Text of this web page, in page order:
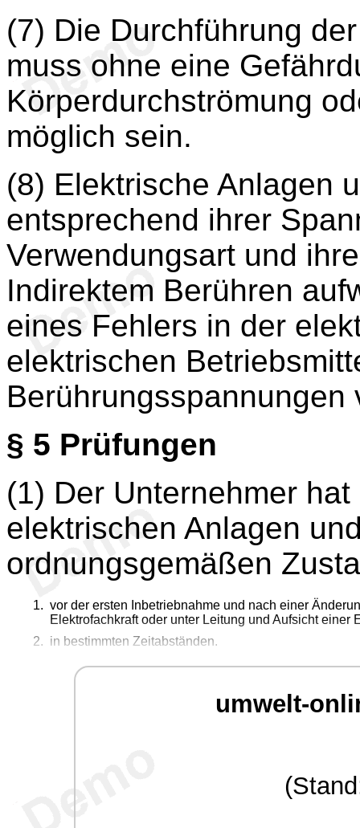
(7) Die Durchführung
muss ohne eine
Körperdurchströmung
möglich sein.
(8) Elektrische Anlagen
entsprechend ihrer
Verwendungsart und
Indirektem Berühren
eines Fehlers in der
elektrischen
Berührungsspannungen
§ 5 Prüfungen
(1) Der Unternehmer
elektrischen Anlagen
ordnungsgemäßen
vor der ersten Inbetriebnahme und nach einer
Elektrofachkraft oder unter Leitung und Aufsicht einer
in bestimmten Zeitabständen.
umwelt-